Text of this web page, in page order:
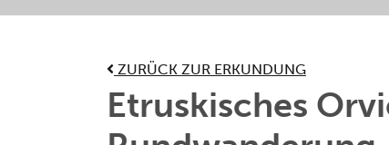
Bevorzugte Aktivitäten
ZURÜCK ZUR ERKUNDUNG
Etruskisches